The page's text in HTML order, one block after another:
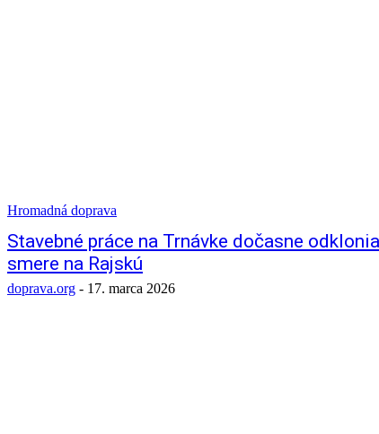
Hromadná doprava
Stavebné práce na Trnávke dočasne
smere na Rajskú
doprava.org - 17. marca 2026